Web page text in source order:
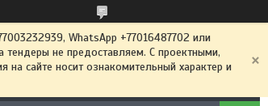
WhatsApp +77016487702 или
не предоставляем. С проектными,
сайте носит ознакомительный характер и